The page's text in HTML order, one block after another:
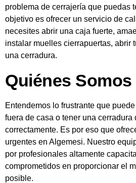
problema de cerrajería que puedas
objetivo es ofrecer un servicio de
necesites abrir una caja fuerte,
instalar muelles cierrapuertas, abrir
una cerradura.
Quiénes Somos
Entendemos lo frustrante que
fuera de casa o tener una cerradura
correctamente. Es por eso que
urgentes en Algemesi. Nuestro
por profesionales altamente
comprometidos en proporcionar el
posible.